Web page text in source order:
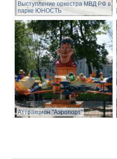
Выступление оркестра МВД РФ в
парке ЮНОСТЬ
Аттракцион "Аэропорт"